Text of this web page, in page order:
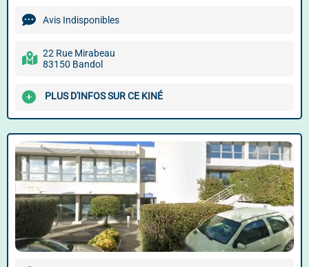
Avis Indisponibles
22 Rue Mirabeau
83150 Bandol
PLUS D'INFOS SUR CE KINÉ